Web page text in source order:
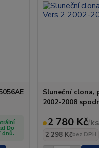
Do
dnů.
Sluneční clona,
2002-2008
2 780 Kč/ks
2 298 Kčbez DPH